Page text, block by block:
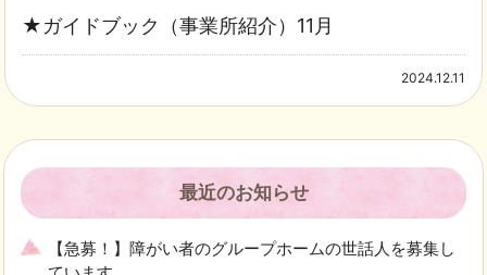
★ガイドブック（事業所紹介）11月
2024.12.11
最近のお知らせ
【急募！】障がい者のグループホームの世話人を募集し